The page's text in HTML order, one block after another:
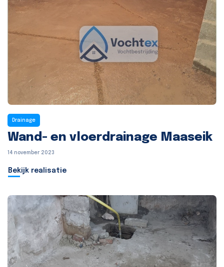
Drainage
Wand- en vloerdrainage Maaseik
14 november 2023
Bekijk realisatie